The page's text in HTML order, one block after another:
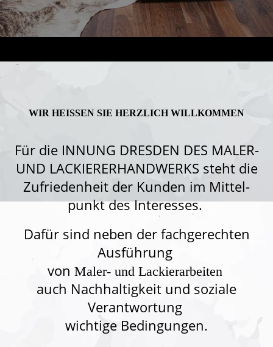
WIR HEISSEN SIE HERZ­LICH WILLKOMMEN
Für die INNUNG DRESDEN DES MALER-
UND LACKIERERHANDWERKS steht die
Zufrieden­heit der Kunden im Mittel­
punkt des Interesses.
Dafür sind neben der fach­gerech­ten
Aus­füh­rung
von Maler- und Lackier­arbei­ten
auch Nach­haltig­keit und soziale
Verant­wortung
wichtige Bedin­gun­gen.